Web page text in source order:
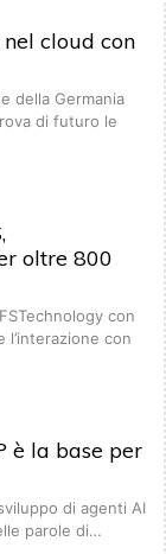
cloud con
della Germania
di futuro le
oltre 800
con
con
è la base per
di agenti AI
parole di…